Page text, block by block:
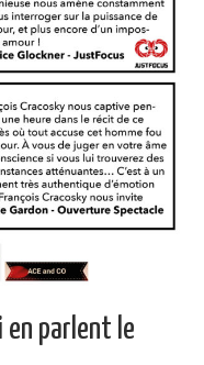
en parlent le